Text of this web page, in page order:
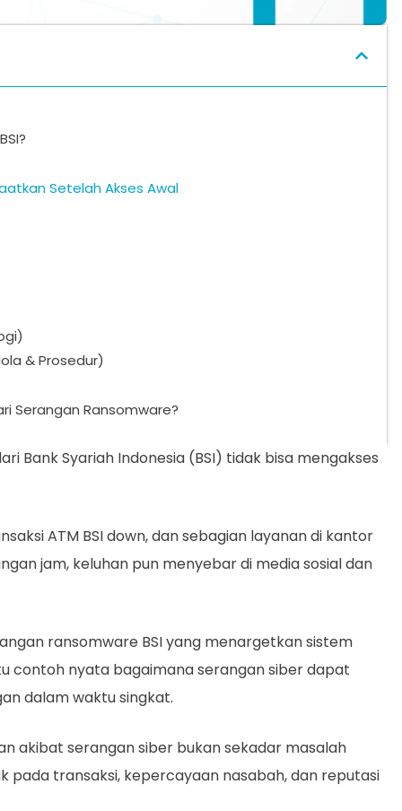
Setelah Akses Awal
& Prosedur)
Serangan Ransomware?
Bank Syariah Indonesia (BSI) tidak bisa mengakses
ATM BSI down, dan sebagian layanan di kantor
jam, keluhan pun menyebar di media sosial dan
ransomware BSI yang menargetkan sistem
contoh nyata bagaimana serangan siber dapat
dalam waktu singkat.
akibat serangan siber bukan sekadar masalah
pada transaksi, kepercayaan nasabah, dan reputasi